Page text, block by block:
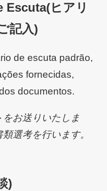
Escuta(ヒアリ
記入)
de escuta padrão,
fornecidas,
documentos.
お送りいたしま
選考を行います。
)